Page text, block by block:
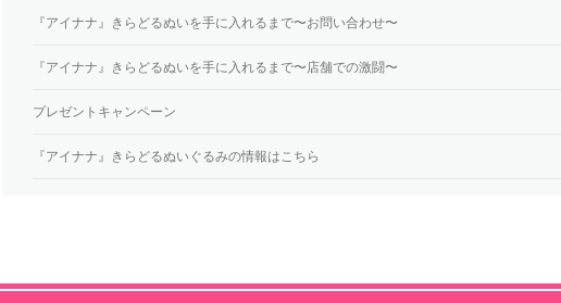
『アイナナ』きらどるぬいを手に入れるまで〜お問い合わせ〜
『アイナナ』きらどるぬいを手に入れるまで〜店舗での激闘〜
プレゼントキャンペーン
『アイナナ』きらどるぬいぐるみの情報はこちら